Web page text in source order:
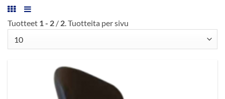
Tuotteet 1 - 2 / 2. Tuotteita per sivu